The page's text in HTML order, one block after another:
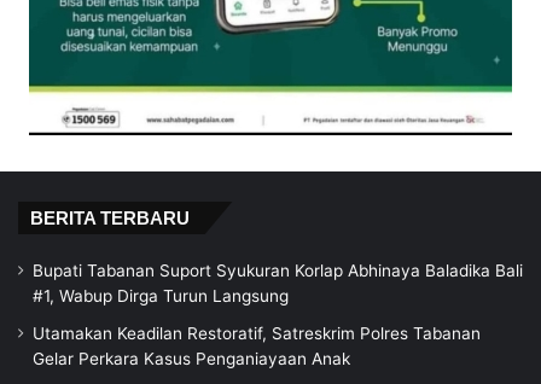
BERITA TERBARU
Bupati Tabanan Suport Syukuran Korlap Abhinaya Baladika Bali
#1, Wabup Dirga Turun Langsung
Utamakan Keadilan Restoratif, Satreskrim Polres Tabanan
Gelar Perkara Kasus Penganiayaan Anak